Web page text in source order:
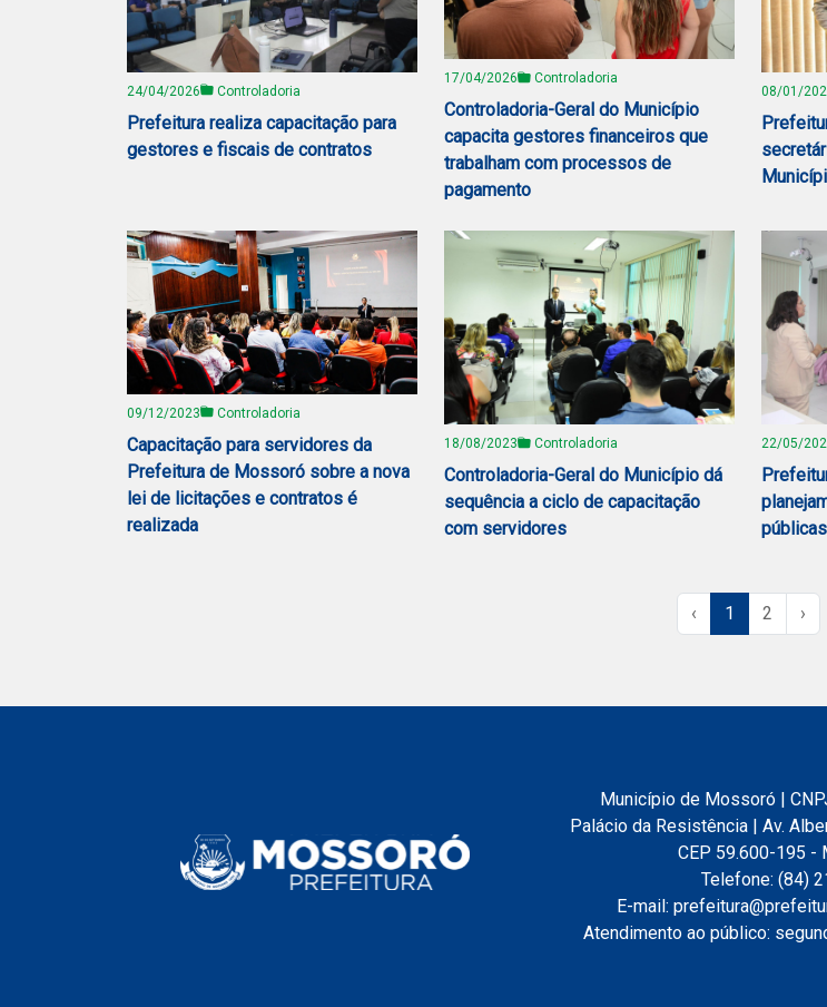
24/04/2026 Controladoria
Prefeitura realiza capacitação para
gestores e fiscais de contratos
17/04/2026 Controladoria
Controladoria-Geral do Município
capacita gestores financeiros que
trabalham com processos de
pagamento
08/01/
09/12/2023 Controladoria
Capacitação para servidores da
Prefeitura de Mossoró sobre a nova
lei de licitações e contratos é
realizada
18/08/2023 Controladoria
Controladoria-Geral do Município dá
sequência a ciclo de capacitação
com servidores
22/05/
públicas
‹ 1 2 ›
Município de Mossoró |
Palácio da Resistência | Av.
CEP 59.600-195 -
Telefone: (84)
E-mail:
Atendimento ao público: